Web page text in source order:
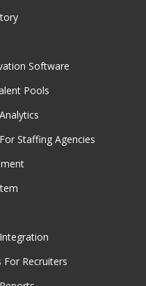
Software
Pools
Staffing Agencies
For Recruiters